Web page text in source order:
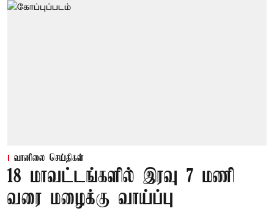
வானிலை செய்திகள்
18 மாவட்டங்களில் இரவு 7 மணி
வரை மழைக்கு வாய்ப்பு